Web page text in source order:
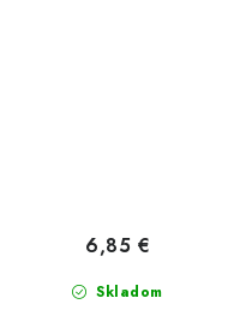
Skladom
6,85 €